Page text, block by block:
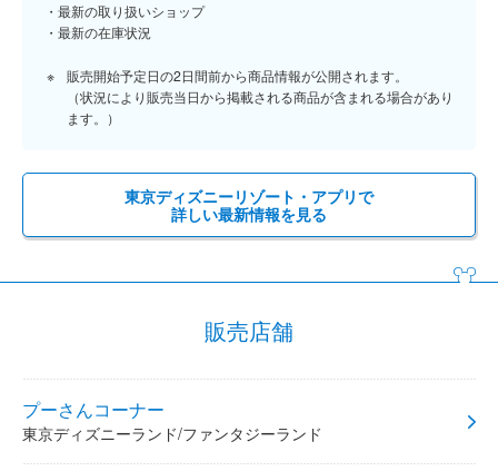
最新の取り扱いショップ
最新の在庫状況
販売開始予定日の2日間前から商品情報が公開されます。
（状況により販売当日から掲載される商品が含まれる場合があり
ます。）
東京ディズニーリゾート・アプリで
詳しい最新情報を見る
販売店舗
プーさんコーナー
東京ディズニーランド/ファンタジーランド